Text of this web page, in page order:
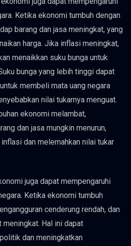
Ketika ekonomi tumbuh dengan
barang dan jasa meningkat, yang
harga. Jika inflasi meningkat,
menaikkan suku bunga untuk
bunga yang lebih tinggi dapat
membeli mata uang negara
nilai tukarnya menguat.
ekonomi melambat,
dan jasa mungkin menurun,
dan melemahkan nilai tukar
juga dapat mempengaruhi
Ketika ekonomi tumbuh
cenderung rendah, dan
meningkat. Hal ini dapat
dan meningkatkan